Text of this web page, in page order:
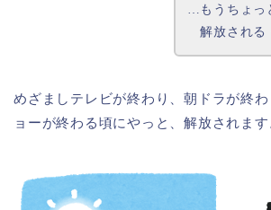
…もうちょっ
解放される
めざましテレビが終わり、朝ドラが終
ョーが終わる頃にやっと、解放されます